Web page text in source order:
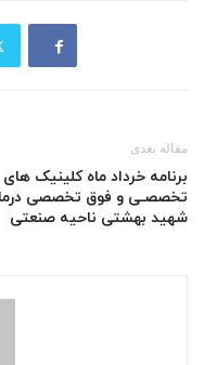
مقاله بعدی
برنامه خرداد ماه کلینیک های
تخصصـی و فوق تخصصی
شهید بهشتی ناحیه صنعتی